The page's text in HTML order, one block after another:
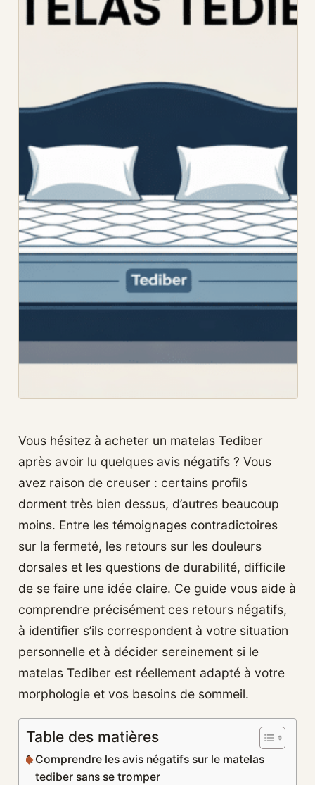
Vous hésitez à acheter un matelas Tediber
après avoir lu quelques avis négatifs ? Vous
avez raison de creuser : certains profils
dorment très bien dessus, d’autres beaucoup
moins. Entre les témoignages contradictoires
sur la fermeté, les retours sur les douleurs
dorsales et les questions de durabilité, difficile
de se faire une idée claire. Ce guide vous aide à
comprendre précisément ces retours négatifs,
à identifier s’ils correspondent à votre situation
personnelle et à décider sereinement si le
matelas Tediber est réellement adapté à votre
morphologie et vos besoins de sommeil.
Table des matières
Comprendre les avis négatifs sur le matelas
tediber sans se tromper